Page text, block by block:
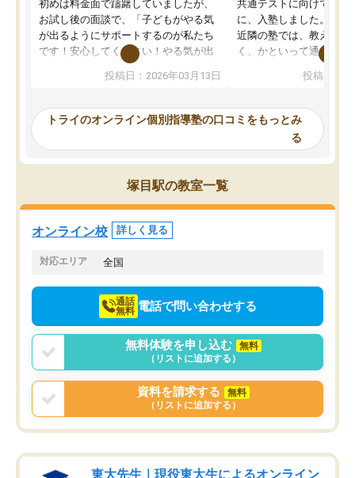
初めは料金面で躊躇していましたが、
お試し後の面談で、「子どもがやる気
が出るようにサポートするのが私たち
です！安心してください！やる気が出
ないのは私たち講師の責任です」と言
ってくださり、確かに！と考えて、思
ったんですが、学生の先生から学ぶこ
み、徐々に成績が上がったらいいなと
思っていました。何が今足りないのか
を的確に指導いただき、子どももびっ
くりするほど楽しんでやる気を持って
塾を受けています。狙い通り、少しず
つ成績も上がり、苦手意識も無くなっ
てきたので、さらに苦手な数学も追加
でお願いしました。来年の高校受験に
投稿日：2026年03月13日
共通テストに向けての追
に、入塾しました。田舎
近隣の塾では、教えても
く、かといって通うには
可能なので本当に助か
らないところをピンポイ
頂いて、とてもわかり
していました。一生を
スト、多少お金がかかっ
投稿日：
トライのオンライン個別指導塾の口コミをもっとみ
る
塚目駅の教室一覧
オンライン校 詳しく見る
対応エリア 全国
通話
無料 電話で問い合わせする
無料体験を申し込む
無料
（リストに追加する）
資料を請求する
無料
（リストに追加する）
東大先生｜現役東大生によるオンライン